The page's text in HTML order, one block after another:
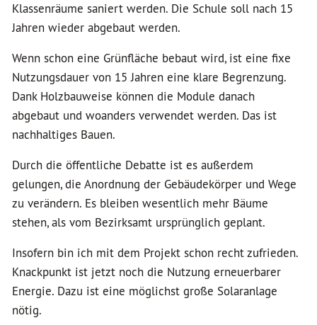
Klassenräume saniert werden. Die Schule soll nach 15
Jahren wieder abgebaut werden.
Wenn schon eine Grünfläche bebaut wird, ist eine fixe
Nutzungsdauer von 15 Jahren eine klare Begrenzung.
Dank Holzbauweise können die Module danach
abgebaut und woanders verwendet werden. Das ist
nachhaltiges Bauen.
Durch die öffentliche Debatte ist es außerdem
gelungen, die Anordnung der Gebäudekörper und Wege
zu verändern. Es bleiben wesentlich mehr Bäume
stehen, als vom Bezirksamt ursprünglich geplant.
Insofern bin ich mit dem Projekt schon recht zufrieden.
Knackpunkt ist jetzt noch die Nutzung erneuerbarer
Energie. Dazu ist eine möglichst große Solaranlage
nötig.